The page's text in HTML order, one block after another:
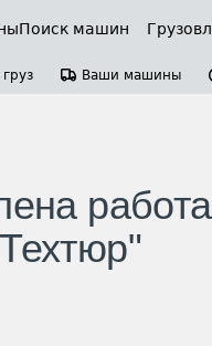
Поиск машин
Ваши машины